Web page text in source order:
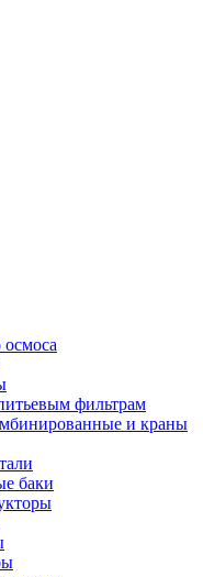
фильтрам
и краны
баки